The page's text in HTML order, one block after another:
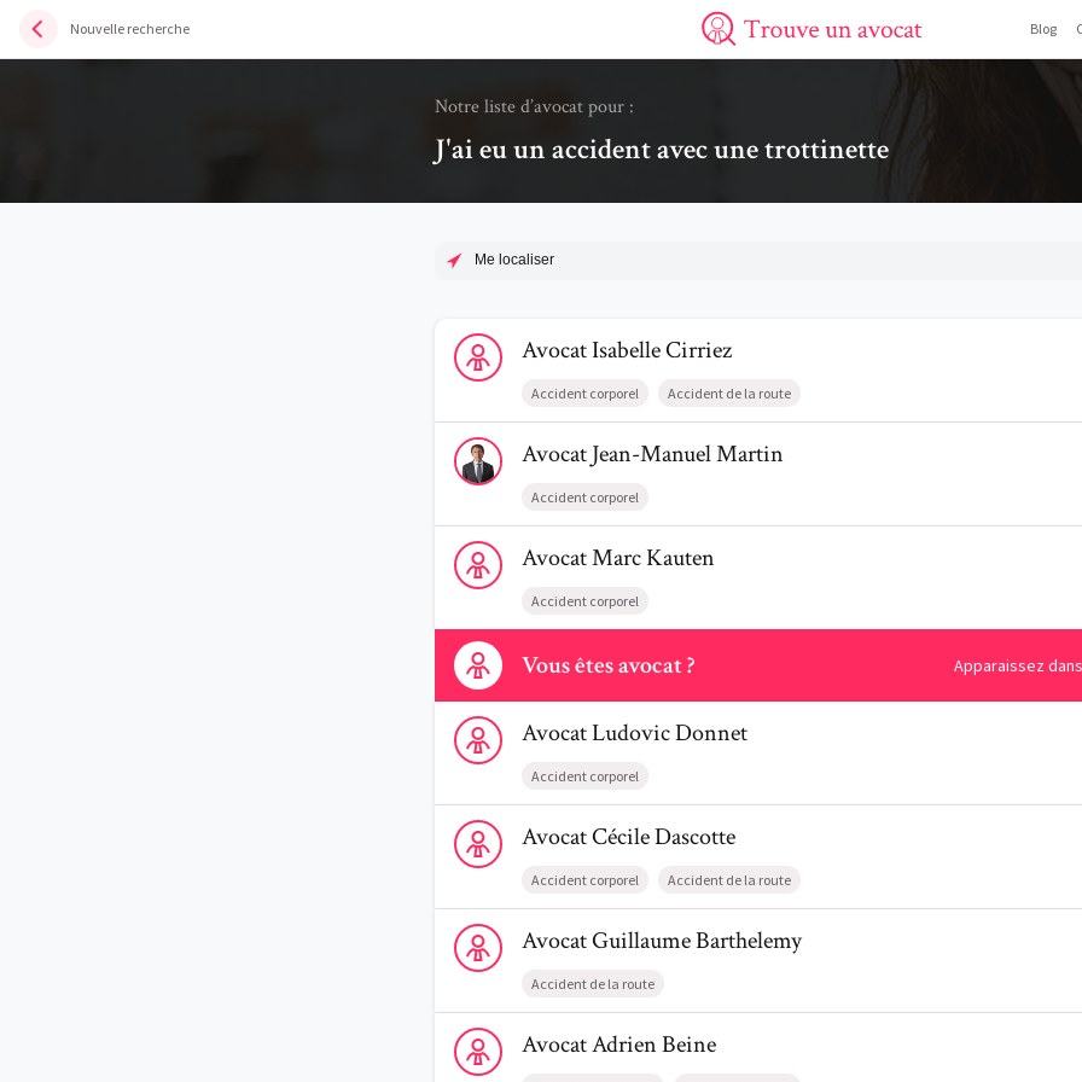
Nouvelle recherche
Trouve un avocat
Blog
Notre liste d’avocat pour :
J'ai eu un accident avec une trottinette
Me localiser
Voir le profil de AvocatIsabelle Cirriez
AvocatIsabelleCirriez
Accident corporel Accident de la route
Voir le profil de AvocatJean-Manuel Martin
AvocatJean-ManuelMartin
Accident corporel
Voir le profil de AvocatMarc Kauten
AvocatMarcKauten
Accident corporel
Vous êtes avocat ? Apparaissez
Contactez-nous
Voir le profil de AvocatLudovic Donnet
AvocatLudovicDonnet
Accident corporel
Voir le profil de AvocatCécile Dascotte
AvocatCécileDascotte
Accident corporel Accident de la route
Voir le profil de AvocatGuillaume Barthelemy
AvocatGuillaumeBarthelemy
Accident de la route
Voir le profil de AvocatAdrien Beine
AvocatAdrienBeine